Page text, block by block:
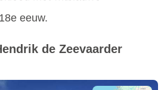
eeuw.
de Zeevaarder